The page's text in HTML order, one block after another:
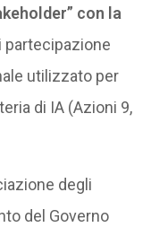
con la
utilizzato per
di IA (Azioni 9,
degli
del Governo